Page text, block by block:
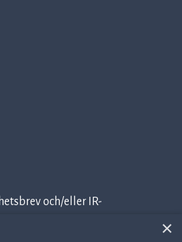
och/eller IR-
×